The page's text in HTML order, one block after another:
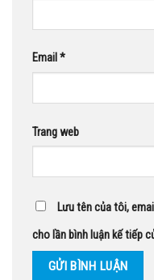
Email *
Trang web
Lưu tên của tôi,
cho lần bình luận kế tiếp